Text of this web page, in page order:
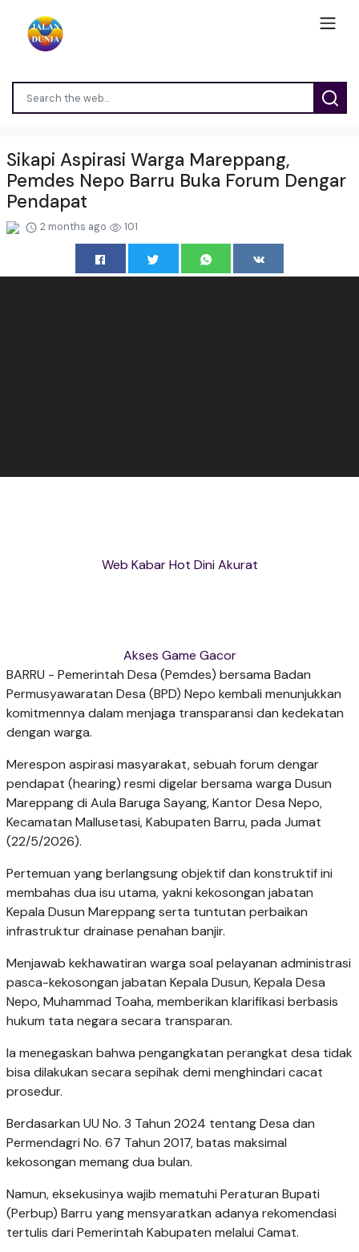
Sikapi Aspirasi Warga Mareppang,
Pemdes Nepo Barru Buka Forum Dengar
Pendapat
2 months ago 101
Web Kabar Hot Dini Akurat
Akses Game Gacor
​BARRU - Pemerintah Desa (Pemdes) bersama Badan
Permusyawaratan Desa (BPD) Nepo kembali menunjukkan
komitmennya dalam menjaga transparansi dan kedekatan
dengan warga.
Merespon aspirasi masyarakat, sebuah forum dengar
pendapat (hearing) resmi digelar bersama warga Dusun
Mareppang di Aula Baruga Sayang, Kantor Desa Nepo,
Kecamatan Mallusetasi, Kabupaten Barru, pada Jumat
(22/5/2026).
​Pertemuan yang berlangsung objektif dan konstruktif ini
membahas dua isu utama, yakni kekosongan jabatan
Kepala Dusun Mareppang serta tuntutan perbaikan
infrastruktur drainase penahan banjir.
​Menjawab kekhawatiran warga soal pelayanan administrasi
pasca-kekosongan jabatan Kepala Dusun, Kepala Desa
Nepo, Muhammad Toaha, memberikan klarifikasi berbasis
hukum tata negara secara transparan.
Ia menegaskan bahwa pengangkatan perangkat desa tidak
bisa dilakukan secara sepihak demi menghindari cacat
prosedur.
​Berdasarkan UU No. 3 Tahun 2024 tentang Desa dan
Permendagri No. 67 Tahun 2017, batas maksimal
kekosongan memang dua bulan.
Namun, eksekusinya wajib mematuhi Peraturan Bupati
(Perbup) Barru yang mensyaratkan adanya rekomendasi
tertulis dari Pemerintah Kabupaten melalui Camat.